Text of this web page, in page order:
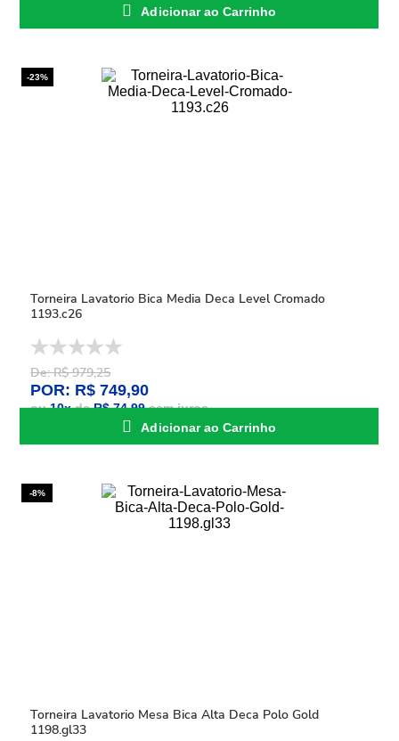
Adicionar ao Carrinho
-23%
Torneira Lavatorio Bica Media Deca Level Cromado
1193.c26
De: R$ 979,25
POR: R$ 749,90
ou10xdeR$ 74,99sem juros
Adicionar ao Carrinho
-8%
Torneira Lavatorio Mesa Bica Alta Deca Polo Gold
1198.gl33